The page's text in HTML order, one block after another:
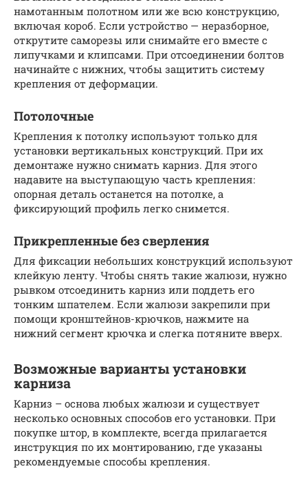
намотанным полотном или же всю конструкцию,
включая короб. Если устройство — неразборное,
открутите саморезы или снимайте его вместе с
липучками и клипсами. При отсоединении болтов
начинайте с нижних, чтобы защитить систему
крепления от деформации.
Потолочные
Крепления к потолку используют только для
установки вертикальных конструкций. При их
демонтаже нужно снимать карниз. Для этого
надавите на выступающую часть крепления:
опорная деталь останется на потолке, а
фиксирующий профиль легко снимется.
Прикрепленные без сверления
Для фиксации небольших конструкций используют
клейкую ленту. Чтобы снять такие жалюзи, нужно
рывком отсоединить карниз или поддеть его
тонким шпателем. Если жалюзи закрепили при
помощи кронштейнов-крючков, нажмите на
нижний сегмент крючка и слегка потяните вверх.
Возможные варианты установки
карниза
Карниз – основа любых жалюзи и существует
несколько основных способов его установки. При
покупке штор, в комплекте, всегда прилагается
инструкция по их монтированию, где указаны
рекомендуемые способы крепления.